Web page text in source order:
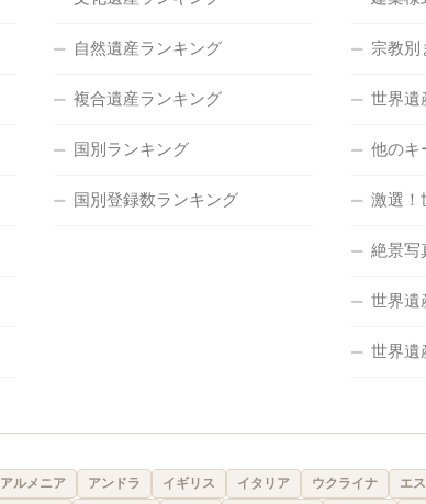
自然遺産ランキング
複合遺産ランキング
国別ランキング
国別登録数ランキング
宗教別
世界遺
他のキ
激選！
絶景写
世界遺
世界遺
アルメニア アンドラ イギリス イタリア ウクライナ エ